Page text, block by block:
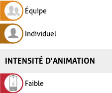
Équipe
Individuel
INTENSITÉ D'ANIMATION
Faible